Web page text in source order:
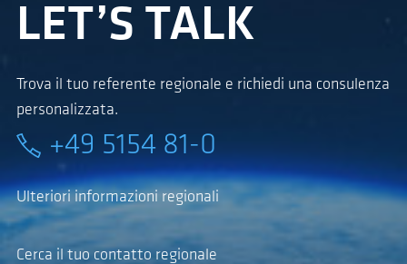
LET’S TALK
Trova il tuo referente regionale e richiedi una consulenza
personalizzata.
+49 5154 81-0
Ulteriori informazioni regionali
Cerca il tuo contatto regionale